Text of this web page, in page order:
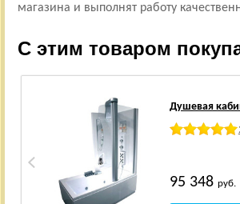
магазина и выполнят работу
С этим товаром
Душевая
95 348 руб.